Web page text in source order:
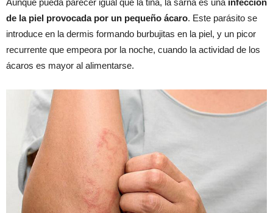
Aunque pueda parecer igual que la tiña, la sarna es una infección
de la piel provocada por un pequeño ácaro. Este parásito se
introduce en la dermis formando burbujitas en la piel, y un picor
recurrente que empeora por la noche, cuando la actividad de los
ácaros es mayor al alimentarse.